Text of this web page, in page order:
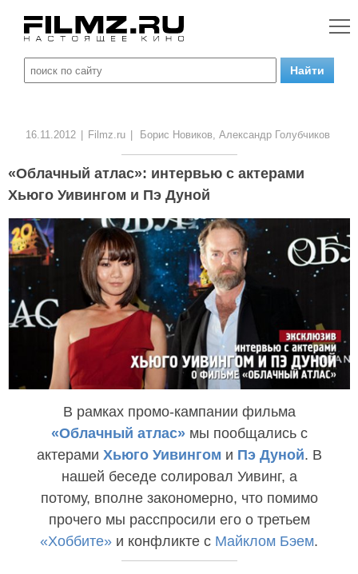
16.11.2012 Filmz.ru Борис Новиков, Александр Голубчиков
«Облачный атлас»: интервью с актерами
Хьюго Уивингом и Пэ Дуной
В рамках промо-кампании фильма
«Облачный атлас»мы пообщались с
актерами Хьюго Уивингом и Пэ Дуной. В
нашей беседе солировал Уивинг, а
потому, вполне закономерно, что помимо
прочего мы расспросили его о третьем
«Хоббите» и конфликте с Майклом Бэем.